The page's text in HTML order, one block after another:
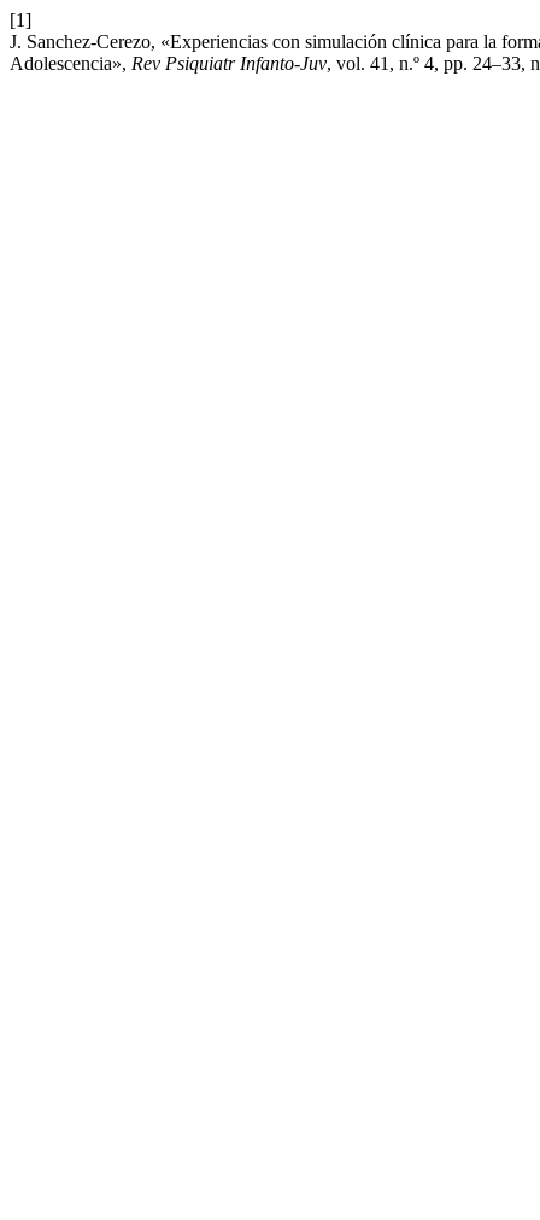
[1]
J. Sanchez-Cerezo, «Experiencias con simulación clínica para la
Adolescencia», Rev Psiquiatr Infanto-Juv, vol. 41, n.º 4, pp. 24–33,